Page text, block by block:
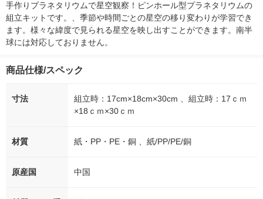
手作りプラネタリウムで星空観察！ピンホール型プラネタリウムの
組立キットです。、季節や時間ごとの星空の移り変わりが学習でき
ます。様々な緯度で見られる星空を映し出すことができます。南半
球には対応しておりません。
商品仕様/スペック
寸法
組立時：17cm×18cm×30cm 、組立時：17ｃｍ
×18ｃｍ×30ｃｍ
材質 紙・PP・PE・銅 、紙/PP/PE/銅
原産国 中国